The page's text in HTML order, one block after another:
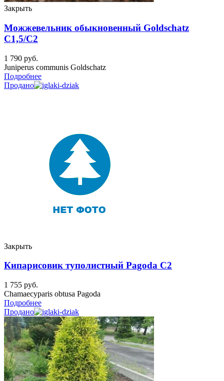
Закрыть
Можжевельник обыкновенный Goldschatz
C1,5/C2
1 790 руб.
Juniperus communis Goldschatz
Подробнее
Продано
Закрыть
Кипарисовик туполистный Pagoda C2
1 755 руб.
Chamaecyparis obtusa Pagoda
Подробнее
Продано